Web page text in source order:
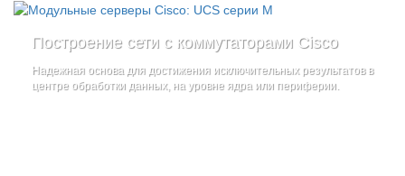
Построение сети с коммутаторами Cisco
Надежная основа для достижения исключительных результатов в
центре обработки данных, на уровне ядра или периферии.
Стоечные серверы Cisco UCS серии C
Созданы для сокращения общей стоимости владенияи
повышение адаптивности Вашего бизнеса
дополнительные компоненты